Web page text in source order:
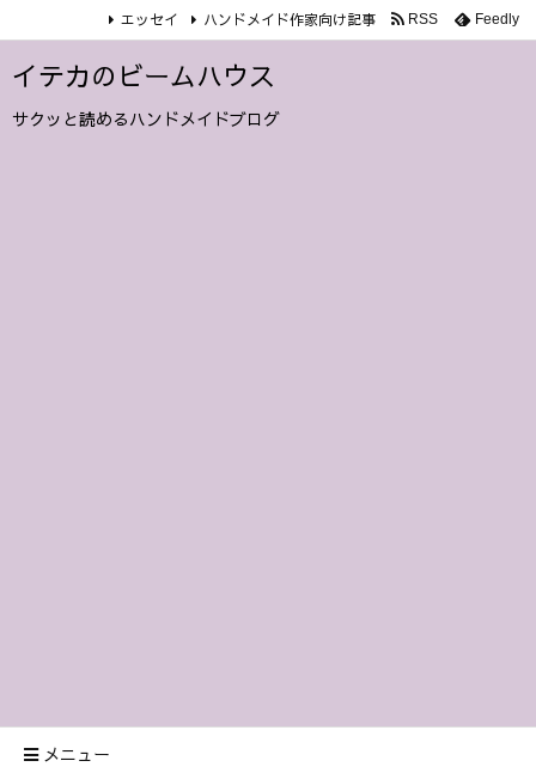
イテカのビームハウス
サクッと読めるハンドメイドブログ
メニュー
エッセイ ハンドメイド作家向け記事 RSS Feedly